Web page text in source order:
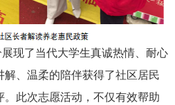
现了当代大学生真诚热情、耐心
、温柔的陪伴获得了社区居民
此次志愿活动，不仅有效帮助